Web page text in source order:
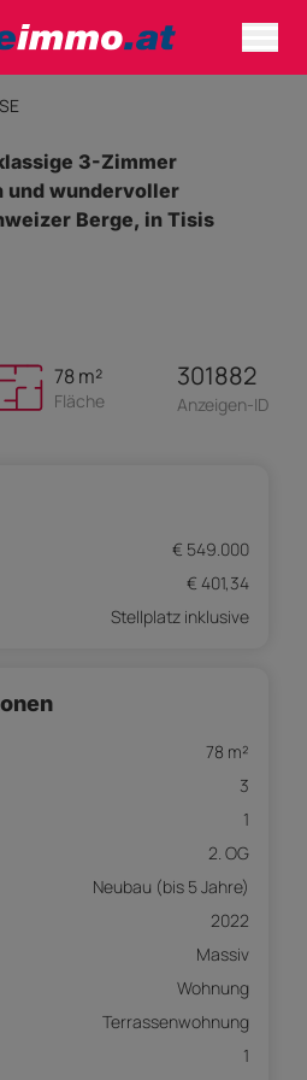
3-Zimmer
und wundervoller
Berge, in Tisis
78 m²
Fläche
301882
Anzeigen-ID
€ 549.000
€ 401,34
Stellplatz inklusive
78 m²
3
1
2. OG
Neubau (bis 5 Jahre)
2022
Massiv
Wohnung
Terrassenwohnung
1